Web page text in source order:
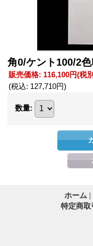
角0/ケント100/2
販売価格: 116,100円(税
(税込: 127,710円)
数量:
ホーム |
特定商取